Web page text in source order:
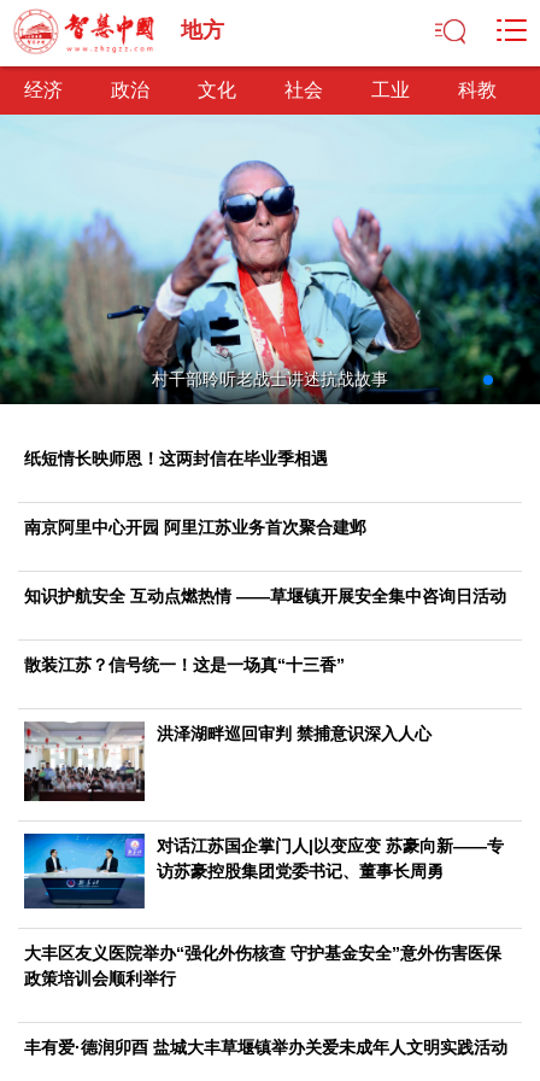
地方
经济 政治 文化 社会 工业 科教
经济
经济观察 产业纵横 区域经济 新锐视点
发展理念
经济转型
供给侧改革
政治
深化改革 依法治国 司法公正 民主政治
观察思考
文化
中华文化 核心价值 文化产业 文化事业
艺术百家
社会
工业
装备制造 智能制造 制造2025 大国工匠
科教
科技观察 创新前沿
三农
智慧农业 智慧乡村
国防建设 军民融合
国际
中国与世界 国际视点 国际合作 他山之石
村干部聆听老战士讲述抗战故事
纸短情长映师恩！这两封信在毕业季相遇
南京阿里中心开园 阿里江苏业务首次聚合建邺
知识护航安全 互动点燃热情 ——草堰镇开展安全集中咨询日活动
散装江苏？信号统一！这是一场真“十三香”
洪泽湖畔巡回审判 禁捕意识深入人心
对话江苏国企掌门人|以变应变 苏豪向新——专
访苏豪控股集团党委书记、董事长周勇
大丰区友义医院举办“强化外伤核查 守护基金安全”意外伤害医保
政策培训会顺利举行
丰有爱·德润卯酉 盐城大丰草堰镇举办关爱未成年人文明实践活动